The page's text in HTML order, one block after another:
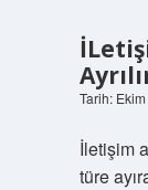
Tarih:
İletişim
türe